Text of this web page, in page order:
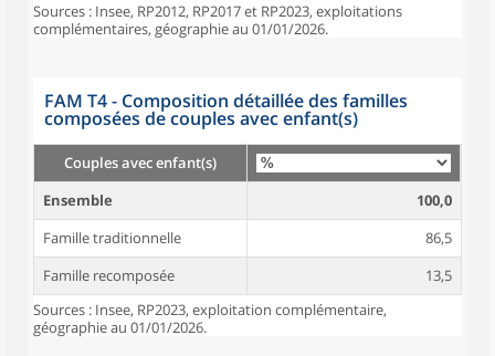
Sources : Insee, RP2012, RP2017 et RP2023, exploitations
complémentaires, géographie au 01/01/2026.
FAM T4 - Composition détaillée des familles
composées de couples avec enfant(s)
Couples avec enfant(s)
Ensemble
100,0
Famille traditionnelle
86,5
Famille recomposée
13,5
Sources : Insee, RP2023, exploitation complémentaire,
géographie au 01/01/2026.